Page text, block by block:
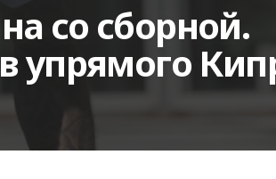
со сборной.
упрямого